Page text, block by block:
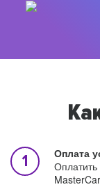
Оплата
Оплатить